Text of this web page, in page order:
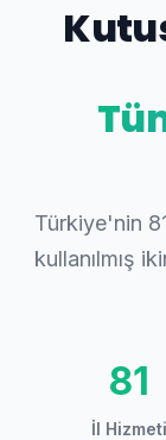
Türkiye'nin
kullanılmış
81
İl Hizmeti